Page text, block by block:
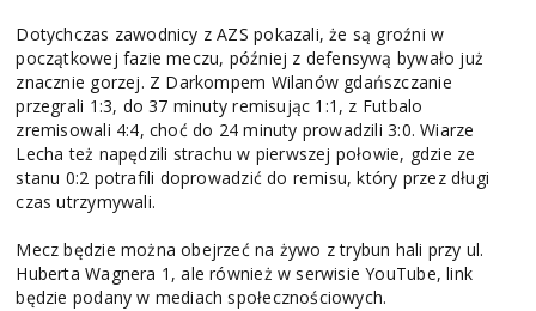
Dotychczas zawodnicy z AZS pokazali, że są groźni w
początkowej fazie meczu, później z defensywą bywało już
znacznie gorzej. Z Darkompem Wilanów gdańszczanie
przegrali 1:3, do 37 minuty remisując 1:1, z Futbalo
zremisowali 4:4, choć do 24 minuty prowadzili 3:0. Wiarze
Lecha też napędzili strachu w pierwszej połowie, gdzie ze
stanu 0:2 potrafili doprowadzić do remisu, który przez długi
czas utrzymywali.
Mecz będzie można obejrzeć na żywo z trybun hali przy ul.
Huberta Wagnera 1, ale również w serwisie YouTube, link
będzie podany w mediach społecznościowych.